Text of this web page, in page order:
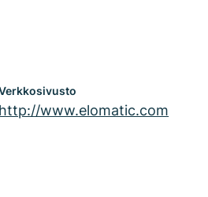
http://www.elomatic.com